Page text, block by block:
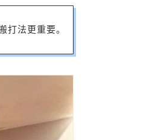
打法更重要。